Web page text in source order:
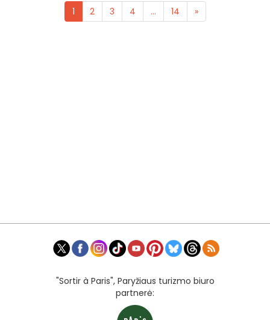
1 2 3 4 ... 14 »
"Sortir à Paris", Paryžiaus turizmo biuro
partnerė: